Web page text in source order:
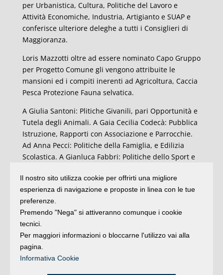
per Urbanistica, Cultura, Politiche del Lavoro e
Attività Economiche, Industria, Artigianto e SUAP e
conferisce ulteriore deleghe a tutti i Consiglieri di
Maggioranza.
Loris Mazzotti oltre ad essere nominato Capo Gruppo
per Progetto Comune gli vengono attribuite le
mansioni ed i compiti inerenti ad Agricoltura, Caccia
Pesca Protezione Fauna selvatica.
A Giulia Santoni: Plitiche Givanili, pari Opportunità e
Tutela degli Animali. A Gaia Cecilia Codecà: Pubblica
Istruzione, Rapporti con Associazione e Parrocchie.
Ad Anna Pecci: Politiche della Famiglia, e Edilizia
Scolastica. A Gianluca Fabbri: Politiche dello Sport e
Statistica, Servizi Informatici e Rapporti con il
Territorio. A Primiano Rosa: Tempo Libero e
Diversamente Giovani.
Anche i non eletti di Progetto comune attualmente in
Consiglio Comunale, Oscar Sanchini, Fabio Angelini,
Massimiliano Zannoni e Alessandra Renzi
affiancheranno gli assessori e consiglieri nel lavoro a
loro assegnato.
Il nostro sito utilizza cookie per offrirti una migliore
esperienza di navigazione e proposte in linea con le tue
preferenze.
Premendo "Nega" si attiveranno comunque i cookie
tecnici.
Per maggiori informazioni o bloccarne l'utilizzo vai alla
pagina.
Informativa Cookie